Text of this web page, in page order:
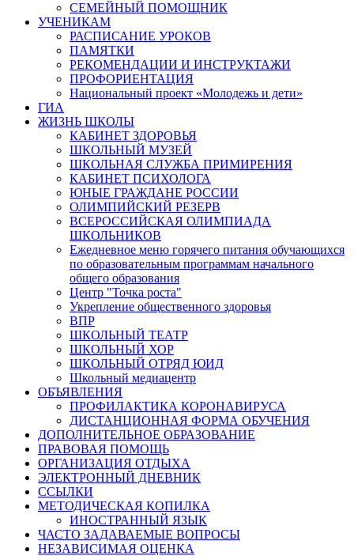
СЕМЕЙНЫЙ ПОМОЩНИК
УЧЕНИКАМ
РАСПИСАНИЕ УРОКОВ
ПАМЯТКИ
РЕКОМЕНДАЦИИ И ИНСТРУКТАЖИ
ПРОФОРИЕНТАЦИЯ
Национальный проект «Молодежь и дети»
ГИА
ЖИЗНЬ ШКОЛЫ
КАБИНЕТ ЗДОРОВЬЯ
ШКОЛЬНЫЙ МУЗЕЙ
ШКОЛЬНАЯ СЛУЖБА ПРИМИРЕНИЯ
КАБИНЕТ ПСИХОЛОГА
ЮНЫЕ ГРАЖДАНЕ РОССИИ
ОЛИМПИЙСКИЙ РЕЗЕРВ
ВСЕРОССИЙСКАЯ ОЛИМПИАДА
ШКОЛЬНИКОВ
Ежедневное меню горячего питания обучающихся
по образовательным программам начального
общего образования
Центр "Точка роста"
Укрепление общественного здоровья
ВПР
ШКОЛЬНЫЙ ТЕАТР
ШКОЛЬНЫЙ ХОР
ШКОЛЬНЫЙ ОТРЯД ЮИД
Школьный медиацентр
ОБЪЯВЛЕНИЯ
ПРОФИЛАКТИКА КОРОНАВИРУСА
ДИСТАНЦИОННАЯ ФОРМА ОБУЧЕНИЯ
ДОПОЛНИТЕЛЬНОЕ ОБРАЗОВАНИЕ
ПРАВОВАЯ ПОМОЩЬ
ОРГАНИЗАЦИЯ ОТДЫХА
ЭЛЕКТРОННЫЙ ДНЕВНИК
ССЫЛКИ
МЕТОДИЧЕСКАЯ КОПИЛКА
ИНОСТРАННЫЙ ЯЗЫК
ЧАСТО ЗАДАВАЕМЫЕ ВОПРОСЫ
НЕЗАВИСИМАЯ ОЦЕНКА